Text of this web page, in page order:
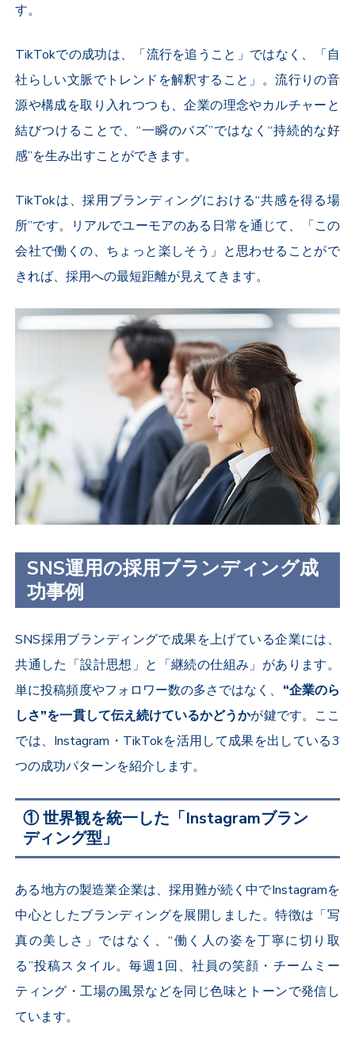
す。
TikTokでの成功は、「流行を追うこと」ではなく、「自
社らしい文脈でトレンドを解釈すること」。流行りの音
源や構成を取り入れつつも、企業の理念やカルチャーと
結びつけることで、“一瞬のバズ”ではなく“持続的な好
感”を生み出すことができます。
TikTokは、採用ブランディングにおける“共感を得る場
所”です。リアルでユーモアのある日常を通じて、「この
会社で働くの、ちょっと楽しそう」と思わせることがで
きれば、採用への最短距離が見えてきます。
SNS運用の採用ブランディング成
功事例
SNS採用ブランディングで成果を上げている企業には、
共通した「設計思想」と「継続の仕組み」があります。
単に投稿頻度やフォロワー数の多さではなく、 “企業のら
しさ”を一貫して伝え続けているかどうかが鍵です。ここ
では、 Instagram ・ TikTokを活用して成果を出している3
つの成功パターンを紹介します。
① 世界観を統一した「Instagramブラン
ディング型」
ある地方の製造業企業は、採用難が続く中でInstagramを
中心としたブランディングを展開しました。特徴は「写
真の美しさ」ではなく、“働く人の姿を丁寧に切り取
る”投稿スタイル。毎週1回、社員の笑顔・チームミー
ティング・工場の風景などを同じ色味とトーンで発信し
ています。